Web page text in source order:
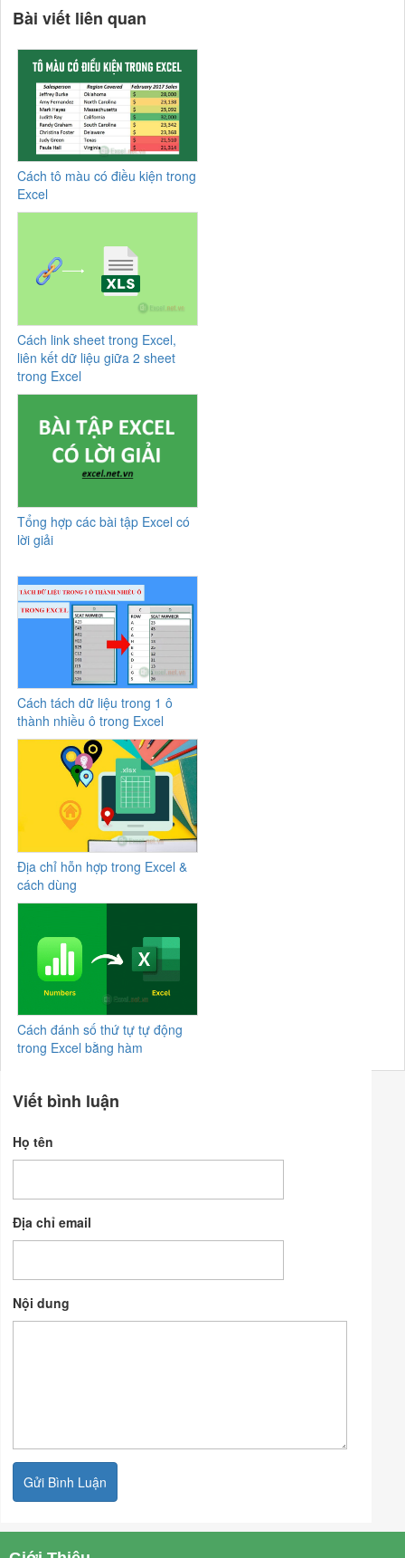
Bài viết liên quan
Cách tô màu có điều kiện trong
Excel
Cách link sheet trong Excel,
liên kết dữ liệu giữa 2 sheet
trong Excel
Tổng hợp các bài tập Excel có
lời giải
Cách tách dữ liệu trong 1 ô
thành nhiều ô trong Excel
Địa chỉ hỗn hợp trong Excel &
cách dùng
Cách đánh số thứ tự tự động
trong Excel bằng hàm
Viết bình luận
Họ tên
Địa chỉ email
Nội dung